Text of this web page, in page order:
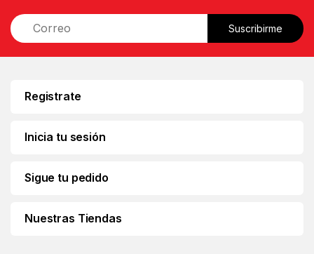
E
m
Suscribirme
Registrate
Inicia tu sesión
Sigue tu pedido
Nuestras Tiendas